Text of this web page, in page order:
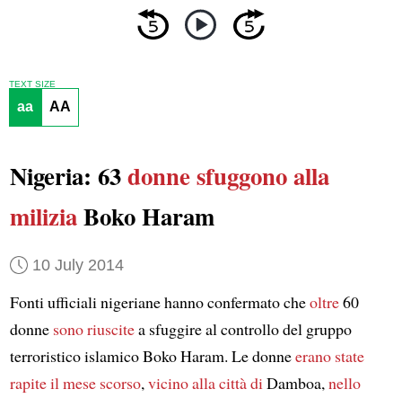
TEXT SIZE
aa AA
Nigeria: 63donnesfuggono alla
miliziaBoko Haram
10 July 2014
Fonti ufficiali nigeriane hanno confermato cheoltre60
donne sono riuscitea sfuggire al controllo del gruppo
terroristico islamico Boko Haram. Le donneerano state
rapiteil mese scorso,vicino alla città diDamboa,nello